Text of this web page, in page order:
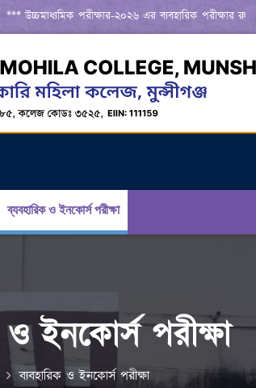
উচ্চমাধ্যমিক পরীক্ষার-২০২৬ এর ব্যবহারিক পরীক্ষার রুটিন ***
ব্যবহারিক ও ইনকোর্স পরীক্ষা
ও ইনকোর্স পরীক্ষা
ব্যবহারিক ও ইনকোর্স পরীক্ষা